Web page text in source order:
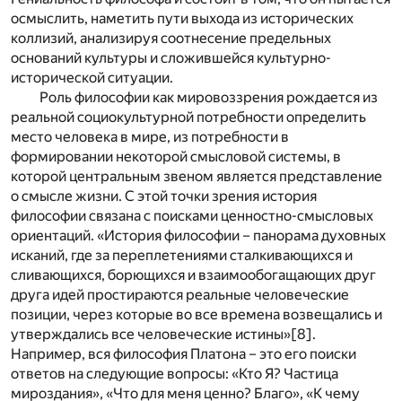
осмыслить, наметить пути выхода из исторических
коллизий, анализируя соотнесение предельных
оснований культуры и сложившейся культурно-
исторической ситуации.
Роль философии как мировоззрения рождается из
реальной социокультурной потребности определить
место человека в мире, из потребности в
формировании некоторой смысловой системы, в
которой центральным звеном является представление
о смысле жизни. С этой точки зрения история
философии связана с поисками ценностно-смысловых
ориентаций. «История философии – панорама духовных
исканий, где за переплетениями сталкивающихся и
сливающихся, борющихся и взаимообогащающих друг
друга идей простираются реальные человеческие
позиции, через которые во все времена возвещались и
утверждались все человеческие истины»[8] .
Например, вся философия Платона – это его поиски
ответов на следующие вопросы: «Кто Я? Частица
мироздания», «Что для меня ценно? Благо», «К чему